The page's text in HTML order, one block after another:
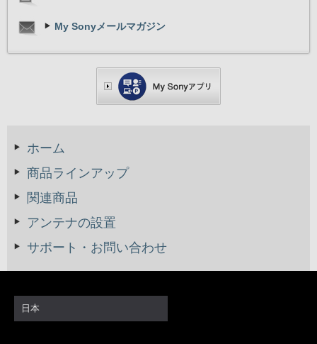
My Sonyメールマガジン
ホーム
商品ラインアップ
関連商品
アンテナの設置
サポート・お問い合わせ
日本